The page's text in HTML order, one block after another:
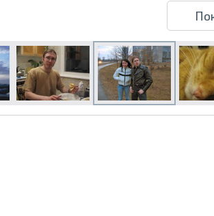
Печать в течение 1 часа в Риге –
закажите онлайн
Различные форматы и виды